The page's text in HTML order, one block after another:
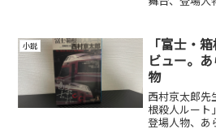
小説
「富士・
ビュー。
物
西村京太郎先
根殺人ルート
登場人物、あ